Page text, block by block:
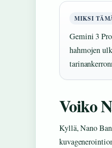
MIKSI
Gemini 3
hahmojen
Voiko
Kyllä, Nano